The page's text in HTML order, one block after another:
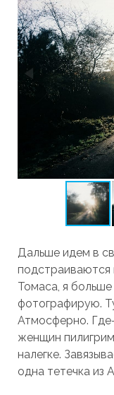
Дальше идем в
подстраиваются
Томаса, я
фотографирую.
Атмосферно.
женщин
налегке.
одна тетечка из